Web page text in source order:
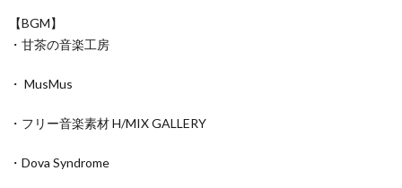
【BGM】
・甘茶の音楽工房
・ MusMus
・フリー音楽素材 H/MIX GALLERY
・Dova Syndrome